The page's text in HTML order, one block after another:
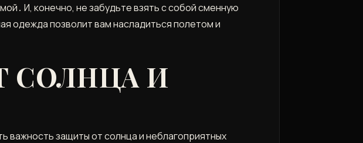
И, конечно, не забудьте взять с собой сменную
одежда позволит вам насладиться полетом и
СОЛНЦА И
важность защиты от солнца и неблагоприятных